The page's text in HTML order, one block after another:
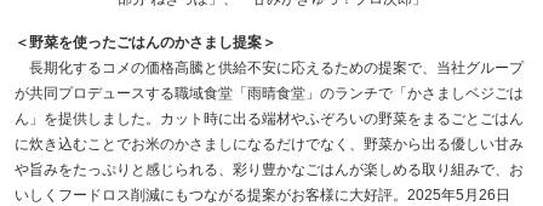
＜野菜を使ったごはんのかさまし提案＞
長期化するコメの価格高騰と供給不安に応えるための提案で、当社グループ
が共同プロデュースする職域食堂「雨晴食堂」のランチで「かさましベジごは
ん」を提供しました。カット時に出る端材やふぞろいの野菜をまるごとごはん
に炊き込むことでお米のかさましになるだけでなく、野菜から出る優しい甘み
や旨みをたっぷりと感じられる、彩り豊かなごはんが楽しめる取り組みで、お
いしくフードロス削減にもつながる提案がお客様に大好評。2025年5月26日